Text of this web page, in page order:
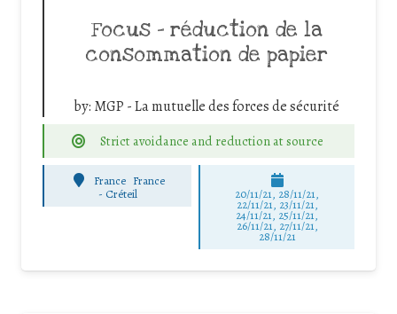
Focus – réduction de la
consommation de papier
by: MGP - La mutuelle des forces de sécurité
Strict avoidance and reduction at source
France France
- Créteil 20/11/21, 28/11/21,
22/11/21, 23/11/21,
24/11/21, 25/11/21,
26/11/21, 27/11/21,
28/11/21